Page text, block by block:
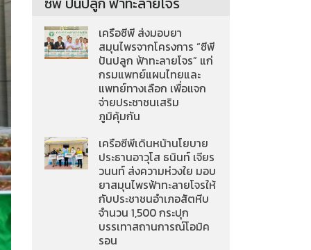
เครือซีพี ส่งมอบยา
สมุนไพรจากโครงการ “ซีพี
ปันปลูก ฟ้าทะลายโจร” แก่
กรมแพทย์แผนไทยและ
แพทย์ทางเลือก เพื่อแจก
จ่ายประชาชนเสริม
ภูมิคุ้มกัน
เครือซีพีเดินหน้านโยบาย
ประธานอาวุโส ธนินท์ เจียร
วนนท์ ส่งความห่วงใย มอบ
ยาสมุนไพรฟ้าทะลายโจรให้
กับประชาชนอำเภอสัตหีบ
จำนวน 1,500 กระปุก
บรรเทาสถานการณ์โอมิค
รอน